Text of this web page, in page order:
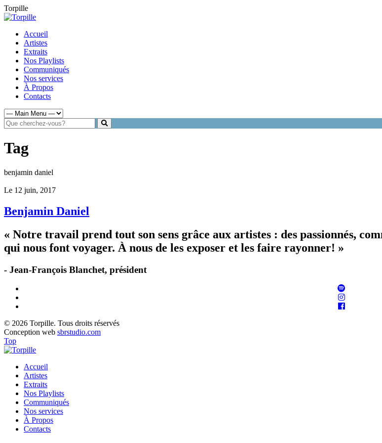
Torpille
Accueil
Artistes
Extraits
Nos Playlists
Communiqués
Nos services
À Propos
Contacts
Tag
benjamin daniel
Le 12 juin, 2017
Benjamin Daniel
« Notre travail prend tout son sens grâce aux artistes : des passionnés,
qui nous font voyager. À nous de les exposer et les faire rayonner! »
- Jean-François Blanchet, président
© 2026 Torpille. Tous droits réservés
Conception web sbrstudio.com
Top
Accueil
Artistes
Extraits
Nos Playlists
Communiqués
Nos services
À Propos
Contacts